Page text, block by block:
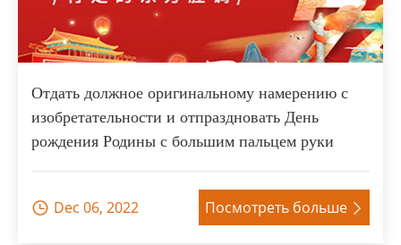
Отдать должное оригинальному намерению с
изобретательности и отпраздновать День
рождения Родины с большим пальцем руки
 Dec 06, 2022 Посмотреть больше 